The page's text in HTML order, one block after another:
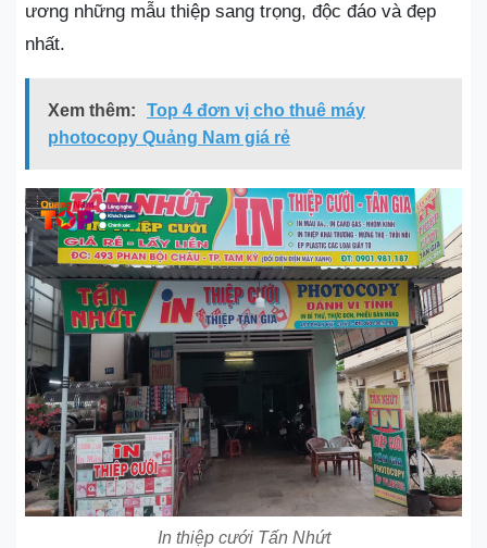
ương những mẫu thiệp sang trọng, độc đáo và đẹp
nhất.
Xem thêm:
Top 4 đơn vị cho thuê máy
photocopy Quảng Nam giá rẻ
In thiệp cưới Tấn Nhứt